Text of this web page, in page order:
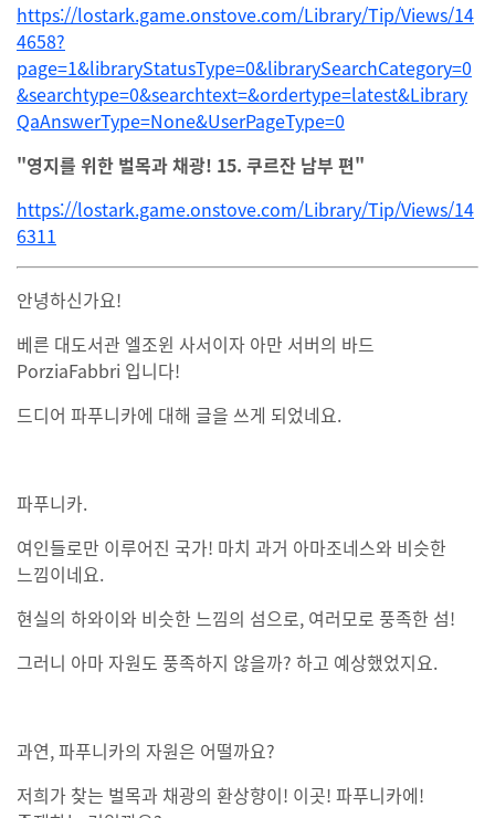
https://lostark.game.onstove.com/Library/Tip/Views/14
4658?
page=1&libraryStatusType=0&librarySearchCategory=0
&searchtype=0&searchtext=&ordertype=latest&Library
QaAnswerType=None&UserPageType=0
"영지를 위한 벌목과 채광! 15. 쿠르잔 남부 편"
https://lostark.game.onstove.com/Library/Tip/Views/14
6311
안녕하신가요!
베른 대도서관 엘조윈 사서이자 아만 서버의 바드
PorziaFabbri 입니다!
드디어 파푸니카에 대해 글을 쓰게 되었네요.
파푸니카.
여인들로만 이루어진 국가! 마치 과거 아마조네스와 비슷한
느낌이네요.
현실의 하와이와 비슷한 느낌의 섬으로, 여러모로 풍족한 섬!
그러니 아마 자원도 풍족하지 않을까? 하고 예상했었지요.
과연, 파푸니카의 자원은 어떨까요?
저희가 찾는 벌목과 채광의 환상향이! 이곳! 파푸니카에!